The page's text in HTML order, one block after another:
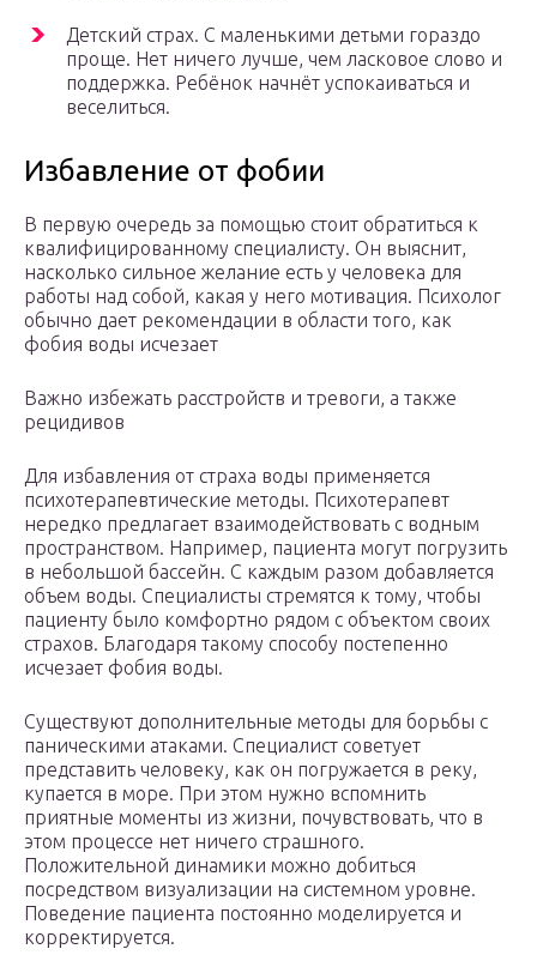
Детский страх. С маленькими детьми гораздо
проще. Нет ничего лучше, чем ласковое слово и
поддержка. Ребёнок начнёт успокаиваться и
веселиться.
Избавление от фобии
В первую очередь за помощью стоит обратиться к
квалифицированному специалисту. Он выяснит,
насколько сильное желание есть у человека для
работы над собой, какая у него мотивация. Психолог
обычно дает рекомендации в области того, как
фобия воды исчезает
Важно избежать расстройств и тревоги, а также
рецидивов
Для избавления от страха воды применяется
психотерапевтические методы. Психотерапевт
нередко предлагает взаимодействовать с водным
пространством. Например, пациента могут погрузить
в небольшой бассейн. С каждым разом добавляется
объем воды. Специалисты стремятся к тому, чтобы
пациенту было комфортно рядом с объектом своих
страхов. Благодаря такому способу постепенно
исчезает фобия воды.
Существуют дополнительные методы для борьбы с
паническими атаками. Специалист советует
представить человеку, как он погружается в реку,
купается в море. При этом нужно вспомнить
приятные моменты из жизни, почувствовать, что в
этом процессе нет ничего страшного.
Положительной динамики можно добиться
посредством визуализации на системном уровне.
Поведение пациента постоянно моделируется и
корректируется.